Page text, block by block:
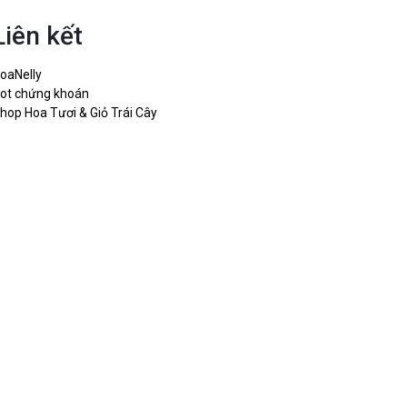
kết
chứng khoán
Hoa Tươi & Giỏ Trái Cây